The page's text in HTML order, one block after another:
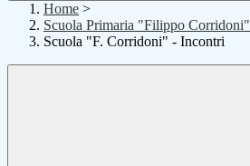
Home >
Scuola Primaria "Filippo Corridoni"
Scuola "F. Corridoni" - Incontri